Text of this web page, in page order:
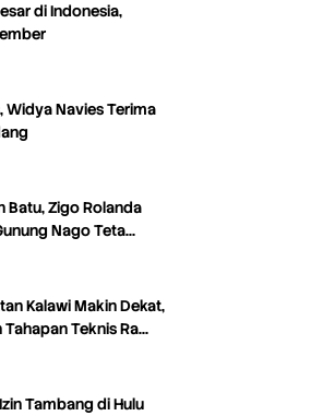
di Indonesia,
Widya Navies Terima
Batu, Zigo Rolanda
Nago Teta…
Kalawi Makin Dekat,
Teknis Ra…
Tambang di Hulu